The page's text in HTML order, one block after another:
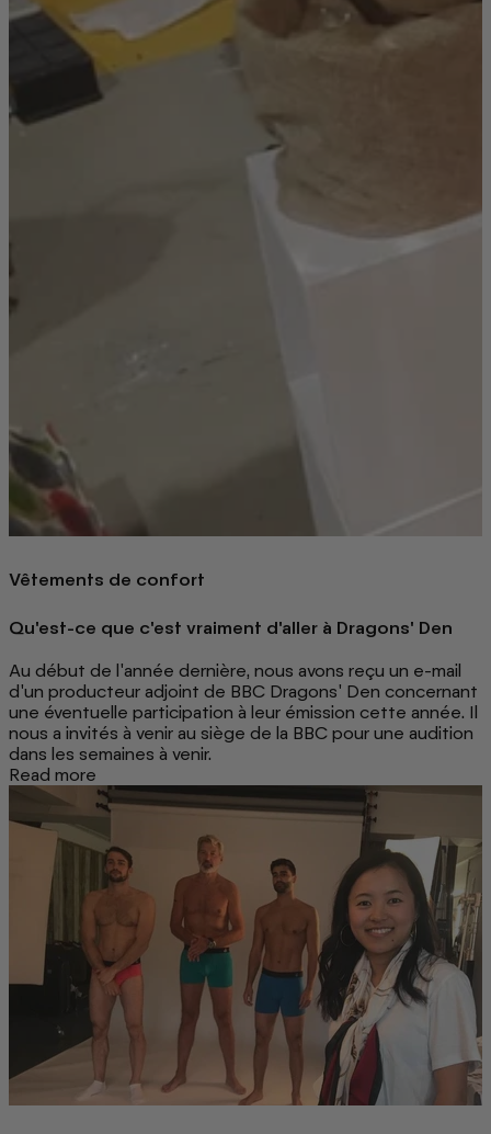
Vêtements de confort
Qu'est-ce que c'est vraiment d'aller à Dragons' Den
Au début de l'année dernière, nous avons reçu un e-mail
d'un producteur adjoint de BBC Dragons' Den concernant
une éventuelle participation à leur émission cette année. Il
nous a invités à venir au siège de la BBC pour une audition
dans les semaines à venir.
Read more